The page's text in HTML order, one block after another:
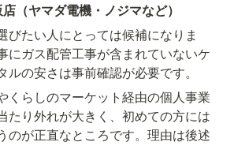
（ヤマダ電機・ノジマなど）
びたい人にとっては候補になりま
にガス配管工事が含まれていないケ
ルの安さは事前確認が必要です。
くらしのマーケット経由の個人事業
たり外れが大きく、初めての方には
のが正直なところです。理由は後述